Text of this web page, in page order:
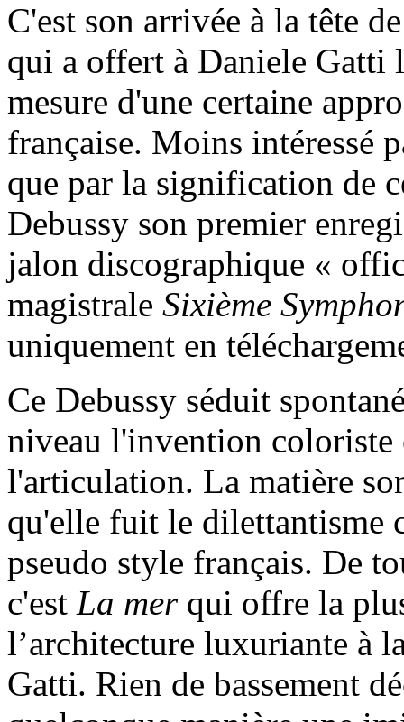
C'est son arrivée à la tête
qui a offert à Daniele Gatti
mesure d'une certaine
française. Moins intéressé
que par la signification de
Debussy son premier
jalon discographique «
magistrale Sixième
uniquement en
Ce Debussy séduit
niveau l'invention
l'articulation. La matière
qu'elle fuit le dilettantisme
pseudo style français. De
c'est La merqui offre la
l’architecture luxuriante à
Gatti. Rien de bassement